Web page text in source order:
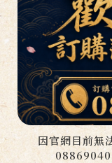
因官網目前無